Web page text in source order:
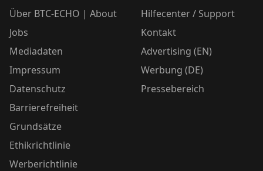
Über BTC-ECHO | About
Jobs
Mediadaten
Impressum
Datenschutz
Barrierefreiheit
Grundsätze
Ethikrichtlinie
Werberichtlinie
Hilfecenter / Support
Kontakt
Advertising (EN)
Werbung (DE)
Pressebereich